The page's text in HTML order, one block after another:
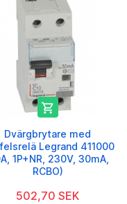

Dvärgbrytare med
Legrand 411000
1P+NR, 230V, 30mA,
RCBO)
502,70 SEK